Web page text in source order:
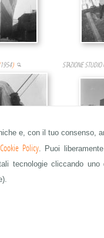
e, con il tuo consenso,
Policy. Puoi
tecnologie cliccando
1954) STAZIONE